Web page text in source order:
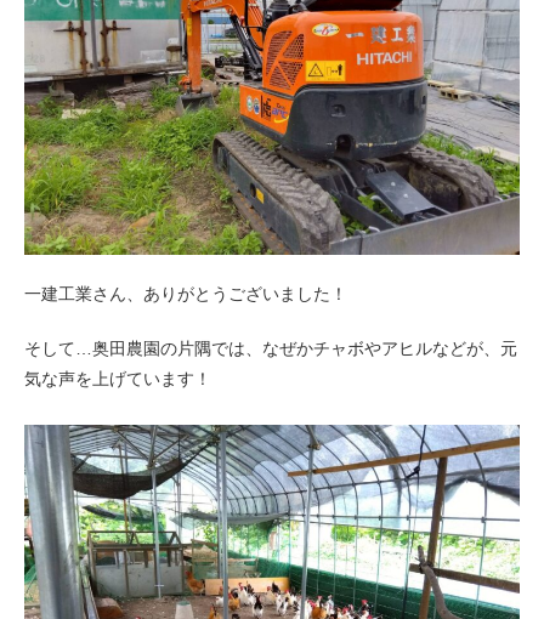
一建工業さん、ありがとうございました！
そして…奥田農園の片隅では、なぜかチャボやアヒルなどが、元
気な声を上げています！